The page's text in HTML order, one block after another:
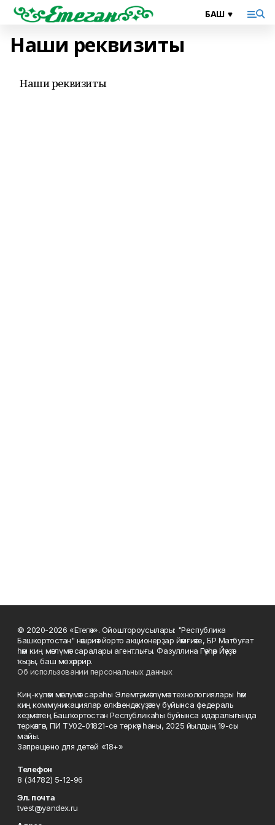
Наши реквизиты
Наши реквизиты
© 2020-2026 «Етегән». Ойоштороусылары: "Республика
Башкортостан" нәшриәт йорто акционерҙар йәмғиәте, БР Матбуғат
һәм киң мәғлүмәт саралары агентлығы. Фазуллина Гәүһәр Йәүҙәт
ҡыҙы, баш мөхәррир.
Об использовании персональных данных
Киң-күләм мәғлүмәт сараһы Элемтә, мәғлүмәт технологиялары һәм
киң коммуникациялар өлкәһендә күҙәтеү буйынса федераль
хеҙмәттең Башҡортостан Республикаһы буйынса идаралығында
теркәлгән, ПИ ТУ02-01821-се теркәү һаны, 2025 йылдың 19-сы
майы.
Запрещено для детей «18+»
Телефон
8 (34782) 5-12-96
Эл. почта
tvest@yandex.ru